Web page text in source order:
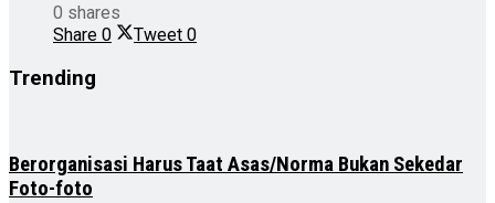
0 shares
Share 0 Tweet 0
Trending
Berorganisasi Harus Taat Asas/Norma Bukan Sekedar
Foto-foto